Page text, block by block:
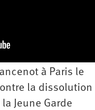
à Paris le
la dissolution
Jeune Garde